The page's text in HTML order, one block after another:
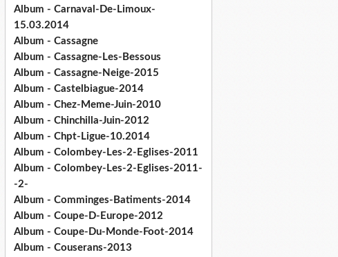
Album - Carnaval-De-Limoux-
15.03.2014
Album - Cassagne
Album - Cassagne-Les-Bessous
Album - Cassagne-Neige-2015
Album - Castelbiague-2014
Album - Chez-Meme-Juin-2010
Album - Chinchilla-Juin-2012
Album - Chpt-Ligue-10.2014
Album - Colombey-Les-2-Eglises-2011
Album - Colombey-Les-2-Eglises-2011-
-2-
Album - Comminges-Batiments-2014
Album - Coupe-D-Europe-2012
Album - Coupe-Du-Monde-Foot-2014
Album - Couserans-2013